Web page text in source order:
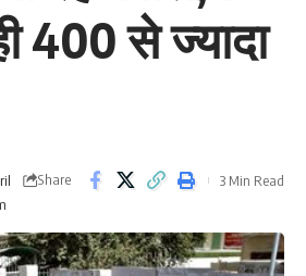
400 से ज्यादा
Share 3 Min Read